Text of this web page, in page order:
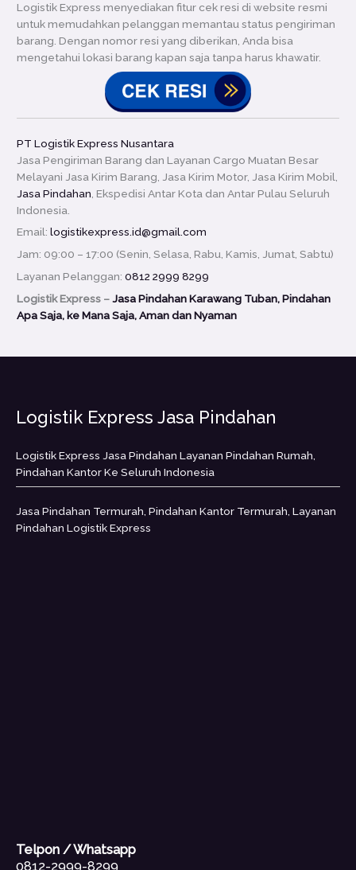
Logistik Express menyediakan fitur cek resi di website resmi
untuk memudahkan pelanggan memantau status pengiriman
barang. Dengan nomor resi yang diberikan, Anda bisa
mengetahui lokasi barang kapan saja tanpa harus khawatir.
PT Logistik Express Nusantara
Jasa Pengiriman Barang dan Layanan Cargo Muatan Besar
Melayani Jasa Kirim Barang, Jasa Kirim Motor, Jasa Kirim Mobil,
Jasa Pindahan , Ekspedisi Antar Kota dan Antar Pulau Seluruh
Indonesia.
Email:logistikexpress.id@gmail.com
Jam: 09:00 – 17:00 (Senin, Selasa, Rabu, Kamis, Jumat, Sabtu)
Layanan Pelanggan:0812 2999 8299
Logistik Express –Jasa Pindahan Karawang Tuban, Pindahan
Apa Saja, ke Mana Saja, Aman dan Nyaman
Logistik Express Jasa Pindahan
Logistik Express Jasa Pindahan Layanan Pindahan Rumah,
Pindahan Kantor Ke Seluruh Indonesia
Jasa Pindahan Termurah, Pindahan Kantor Termurah, Layanan
Pindahan Logistik Express
Telpon / Whatsapp
0812-2999-8299